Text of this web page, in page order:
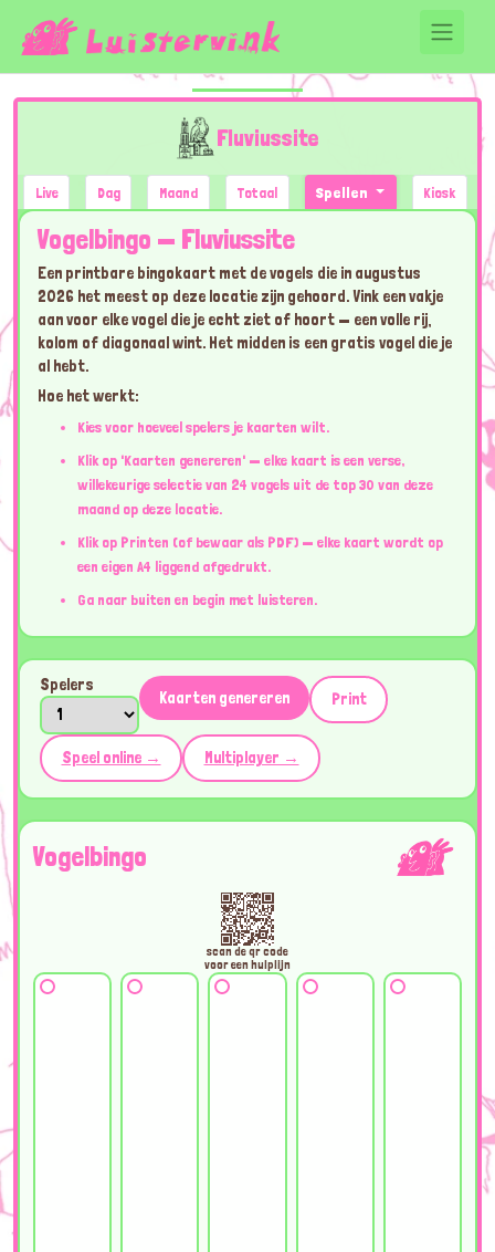
Fluviussite
Live Dag Maand Totaal Spellen Kiosk
Vogelbingo — Fluviussite
Een printbare bingokaart met de vogels die in augustus
2026 het meest op deze locatie zijn gehoord. Vink een vakje
aan voor elke vogel die je echt ziet of hoort — een volle rij,
kolom of diagonaal wint. Het midden is een gratis vogel die je
al hebt.
Hoe het werkt:
Kies voor hoeveel spelers je kaarten wilt.
Klik op 'Kaarten genereren' — elke kaart is een verse,
willekeurige selectie van 24 vogels uit de top 30 van deze
maand op deze locatie.
Klik op Printen (of bewaar als PDF) — elke kaart wordt op
een eigen A4 liggend afgedrukt.
Ga naar buiten en begin met luisteren.
Spelers
Kaarten genereren Print
Speel online → Multiplayer →
Vogelbingo
scan de qr code
voor een hulplijn